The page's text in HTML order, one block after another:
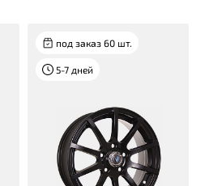
под заказ 60 шт.
5-7 дней